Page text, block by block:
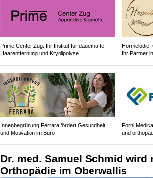
Prime Center Zug: Ihr Institut für dauerhafte
Haarentfernung und Kryolipolyse
Hörmelodie:
Ihr Partner
Innenbegrünung Ferrara fördert Gesundheit
und Motivation im Büro
Forni
und
Dr. med. Samuel Schmid
Orthopädie im Oberwallis